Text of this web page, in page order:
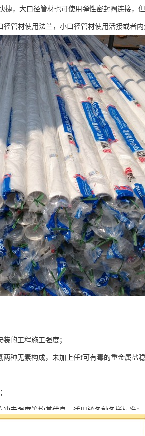
捷，大口径管材也可使用弹性密封圈连接，
管材使用法兰，小口径管材使用活接或者内
的工程施工强度；
种无素构成，未加上任f可有毒的重金属盐
击强度等均甚优良，适用於各种各样标准；